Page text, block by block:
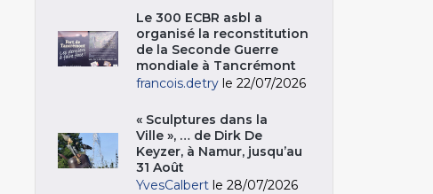
Le 300 ECBR asbl a
organisé la reconstitution
de la Seconde Guerre
mondiale à Tancrémont
francois.detry le 22/07/2026
« Sculptures dans la
Ville », … de Dirk De
Keyzer, à Namur, jusqu’au
31 Août
YvesCalbert le 28/07/2026